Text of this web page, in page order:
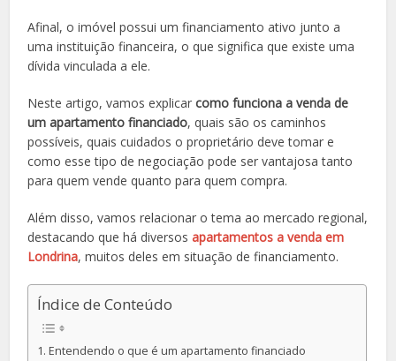
Afinal, o imóvel possui um financiamento ativo junto a
uma instituição financeira, o que significa que existe uma
dívida vinculada a ele.
Neste artigo, vamos explicarcomo funciona a venda de
um apartamento financiado, quais são os caminhos
possíveis, quais cuidados o proprietário deve tomar e
como esse tipo de negociação pode ser vantajosa tanto
para quem vende quanto para quem compra.
Além disso, vamos relacionar o tema ao mercado regional,
destacando que há diversos apartamentos a venda em
Londrina, muitos deles em situação de financiamento.
Índice de Conteúdo
Entendendo o que é um apartamento financiado